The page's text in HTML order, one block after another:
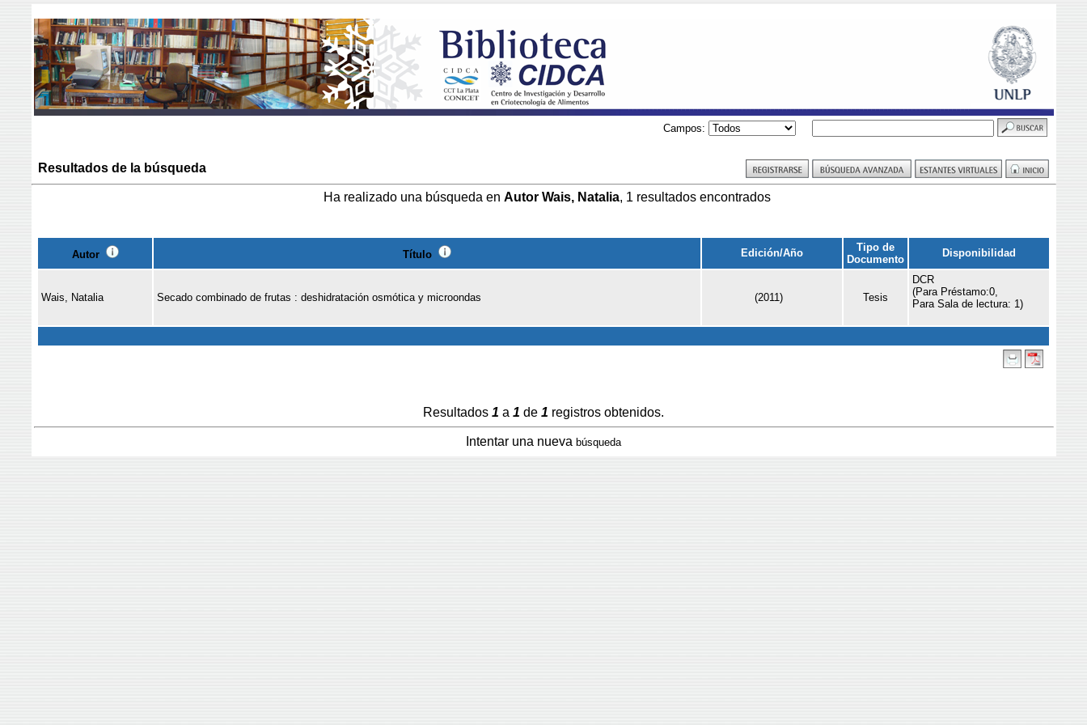
Campos:
Resultados de la búsqueda
Ha realizado una búsqueda en Autor Wais, Natalia, 1 resultados encontrados
Autor Título Edición/Año
Tipo de
Documento
Disponibilidad
Wais, Natalia Secado combinado de frutas : deshidratación osmótica y microondas (2011) Tesis
DCR
(Para Préstamo:0,
Para Sala de lectura: 1)
Resultados 1 a 1 de 1 registros obtenidos.
Intentar una nueva búsqueda